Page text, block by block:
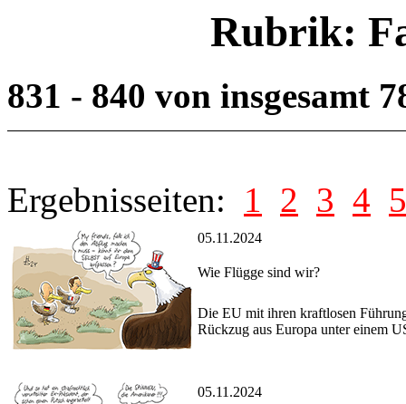
Rubrik:
831 - 840 von insgesamt
Ergebnisseiten: 1 2 3 4 5
05.11.2024
Wie Flügge sind wir?
Die EU mit ihren kraftlosen
Rückzug aus Europa unter einem
05.11.2024